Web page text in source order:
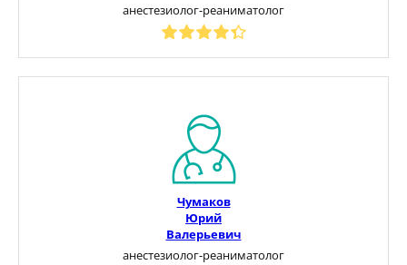
анестезиолог-реаниматолог
Чумаков
Юрий
Валерьевич
анестезиолог-реаниматолог